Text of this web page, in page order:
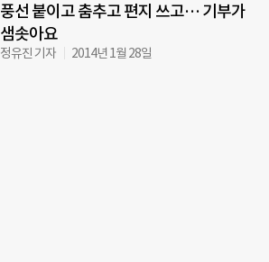
풍선 붙이고 춤추고 편지 쓰고… 기부가
샘솟아요
정유진 기자 2014년 1월 28일